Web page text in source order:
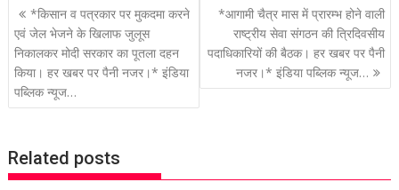
P
o
s
t
n
v
i
*किसान व पत्रकार पर मुकदमा करने
एवं जेल भेजने के खिलाफ जुलूस
निकालकर मोदी सरकार का पूतला दहन
किया। हर खबर पर पैनी नजर।* इंडिया
पब्लिक न्यूज…
*आगामी चैत्र मास में प्रारम्भ होने वाली
राष्ट्रीय सेवा संगठन की त्रिदिवसीय
पदाधिकारियों की बैठक। हर खबर पर पैनी
नजर।* इंडिया पब्लिक न्यूज…
Related posts